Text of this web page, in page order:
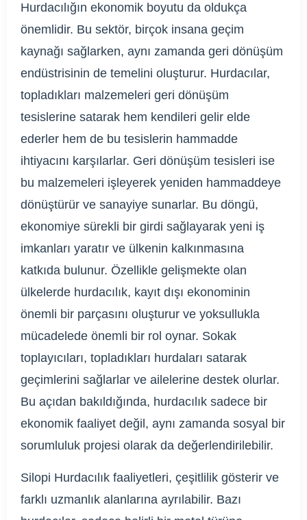
Hurdacılığın ekonomik boyutu da oldukça
önemlidir. Bu sektör, birçok insana geçim
kaynağı sağlarken, aynı zamanda geri dönüşüm
endüstrisinin de temelini oluşturur. Hurdacılar,
topladıkları malzemeleri geri dönüşüm
tesislerine satarak hem kendileri gelir elde
ederler hem de bu tesislerin hammadde
ihtiyacını karşılarlar. Geri dönüşüm tesisleri ise
bu malzemeleri işleyerek yeniden hammaddeye
dönüştürür ve sanayiye sunarlar. Bu döngü,
ekonomiye sürekli bir girdi sağlayarak yeni iş
imkanları yaratır ve ülkenin kalkınmasına
katkıda bulunur. Özellikle gelişmekte olan
ülkelerde hurdacılık, kayıt dışı ekonominin
önemli bir parçasını oluşturur ve yoksullukla
mücadelede önemli bir rol oynar. Sokak
toplayıcıları, topladıkları hurdaları satarak
geçimlerini sağlarlar ve ailelerine destek olurlar.
Bu açıdan bakıldığında, hurdacılık sadece bir
ekonomik faaliyet değil, aynı zamanda sosyal bir
sorumluluk projesi olarak da değerlendirilebilir.
Silopi Hurdacılık faaliyetleri, çeşitlilik gösterir ve
farklı uzmanlık alanlarına ayrılabilir. Bazı